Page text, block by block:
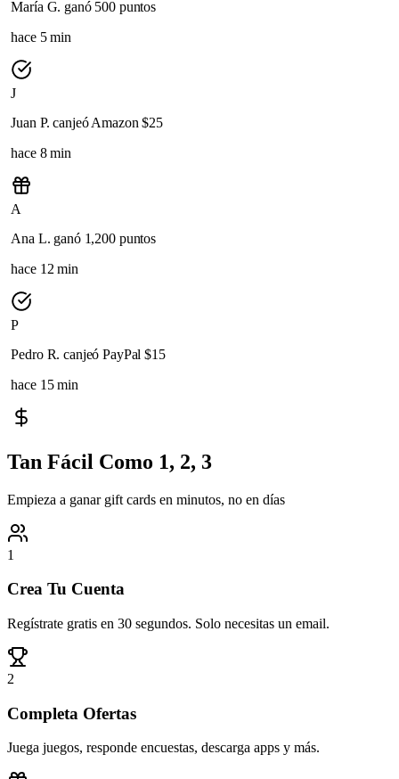
María G. ganó 500 puntos
hace 5 min
J
Juan P. canjeó Amazon $25
hace 8 min
A
Ana L. ganó 1,200 puntos
hace 12 min
P
Pedro R. canjeó PayPal $15
hace 15 min
Tan Fácil Como 1, 2, 3
Empieza a ganar gift cards en minutos, no en días
1
Crea Tu Cuenta
Regístrate gratis en 30 segundos. Solo necesitas un email.
2
Completa Ofertas
Juega juegos, responde encuestas, descarga apps y más.